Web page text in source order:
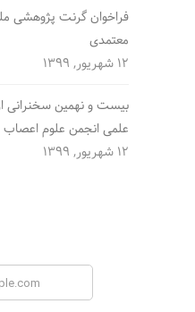
فراخوان گرنت پژوهشی
معتمدی
12 شهریور, 1399
بیست و نهمین سخنرانی
علمی انجمن علوم اعصاب
12 شهریور, 1399